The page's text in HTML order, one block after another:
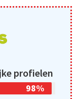
profielen
98%